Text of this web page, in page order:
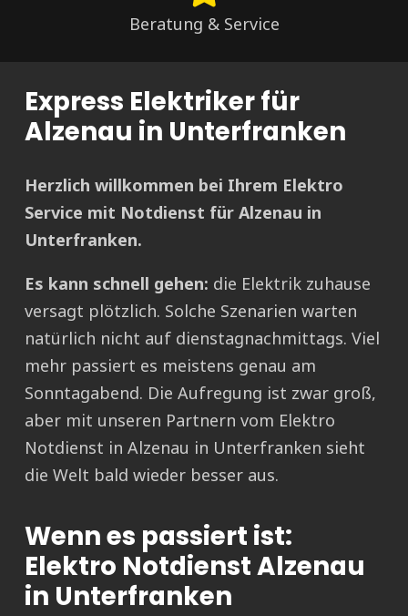
Beratung & Service
Express Elektriker für
Alzenau in Unterfranken
Herzlich willkommen bei Ihrem Elektro
Service mit Notdienst für Alzenau in
Unterfranken.
Es kann schnell gehen: die Elektrik zuhause
versagt plötzlich. Solche Szenarien warten
natürlich nicht auf dienstagnachmittags. Viel
mehr passiert es meistens genau am
Sonntagabend. Die Aufregung ist zwar groß,
aber mit unseren Partnern vom Elektro
Notdienst in Alzenau in Unterfranken sieht
die Welt bald wieder besser aus.
Wenn es passiert ist:
Elektro Notdienst Alzenau
in Unterfranken